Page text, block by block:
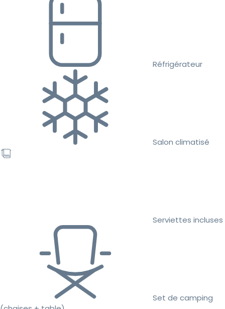
Réfrigérateur
Salon climatisé
Serviettes incluses
Set de camping